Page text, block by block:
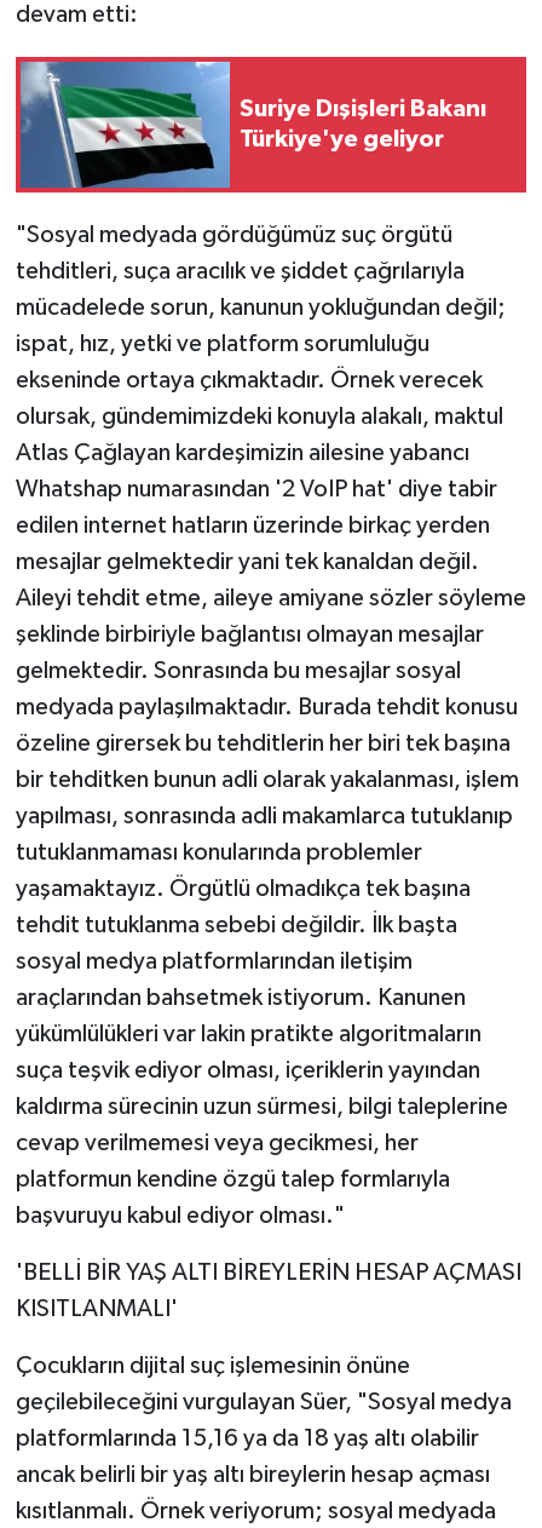
devam etti:
Suriye Dışişleri Bakanı
Türkiye'ye geliyor
"Sosyal medyada gördüğümüz suç örgütü
tehditleri, suça aracılık ve şiddet çağrılarıyla
mücadelede sorun, kanunun yokluğundan değil;
ispat, hız, yetki ve platform sorumluluğu
ekseninde ortaya çıkmaktadır. Örnek verecek
olursak, gündemimizdeki konuyla alakalı, maktul
Atlas Çağlayan kardeşimizin ailesine yabancı
Whatshap numarasından '2 VoIP hat' diye tabir
edilen internet hatların üzerinde birkaç yerden
mesajlar gelmektedir yani tek kanaldan değil.
Aileyi tehdit etme, aileye amiyane sözler söyleme
şeklinde birbiriyle bağlantısı olmayan mesajlar
gelmektedir. Sonrasında bu mesajlar sosyal
medyada paylaşılmaktadır. Burada tehdit konusu
özeline girersek bu tehditlerin her biri tek başına
bir tehditken bunun adli olarak yakalanması, işlem
yapılması, sonrasında adli makamlarca tutuklanıp
tutuklanmaması konularında problemler
yaşamaktayız. Örgütlü olmadıkça tek başına
tehdit tutuklanma sebebi değildir. İlk başta
sosyal medya platformlarından iletişim
araçlarından bahsetmek istiyorum. Kanunen
yükümlülükleri var lakin pratikte algoritmaların
suça teşvik ediyor olması, içeriklerin yayından
kaldırma sürecinin uzun sürmesi, bilgi taleplerine
cevap verilmemesi veya gecikmesi, her
platformun kendine özgü talep formlarıyla
başvuruyu kabul ediyor olması."
'BELLİ BİR YAŞ ALTI BİREYLERİN HESAP AÇMASI
KISITLANMALI'
Çocukların dijital suç işlemesinin önüne
geçilebileceğini vurgulayan Süer, "Sosyal medya
platformlarında 15,16 ya da 18 yaş altı olabilir
ancak belirli bir yaş altı bireylerin hesap açması
kısıtlanmalı. Örnek veriyorum; sosyal medyada